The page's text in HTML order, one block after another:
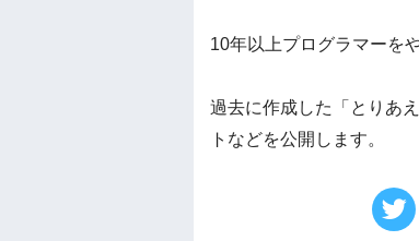
10年以上プログラマーを
過去に作成した「とりあ
トなどを公開します。